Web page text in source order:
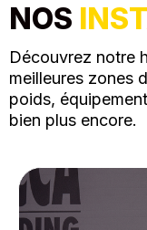
NOS
Découvrez notre
meilleures zones
poids,
bien plus encore.